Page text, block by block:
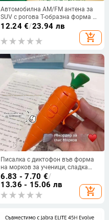
Автомобилна AM/FM антена за
SUV с рогова T-образна форма –
усилване 5 dB, честотен диапазон
импеданс 50 Ω, работно
12.24€/23.94 лв
add_shopping_cart
Писалка с диктофон във форма
на морков за ученици, сладка
играчка
6.83 - 7.70 €/
13.36 - 15.06 лв
add_shopping_cart